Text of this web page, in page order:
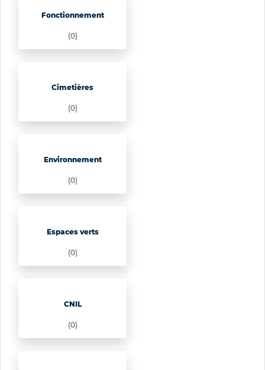
Fonctionnement
(0)
Cimetières
(0)
Environnement
(0)
Espaces verts
(0)
CNIL
(0)